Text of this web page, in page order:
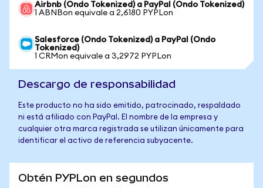
Airbnb (Ondo Tokenized) a PayPal (Ondo Tokenized)
1 ABNBon equivale a 2,6180 PYPLon
Salesforce (Ondo Tokenized) a PayPal (Ondo
Tokenized)
1 CRMon equivale a 3,2972 PYPLon
Descargo de responsabilidad
Este producto no ha sido emitido, patrocinado, respaldado
ni está afiliado con PayPal. El nombre de la empresa y
cualquier otra marca registrada se utilizan únicamente para
identificar el activo de referencia subyacente.
Obtén PYPLon en segundos